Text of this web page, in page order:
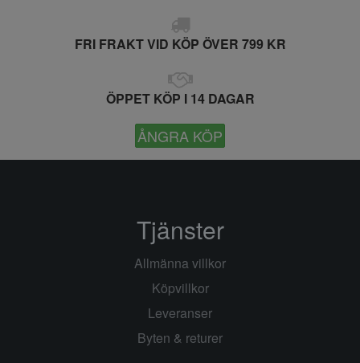
FRI FRAKT VID KÖP ÖVER 799 KR
ÖPPET KÖP I 14 DAGAR
ÅNGRA KÖP
Tjänster
Allmänna villkor
Köpvillkor
Leveranser
Byten & returer